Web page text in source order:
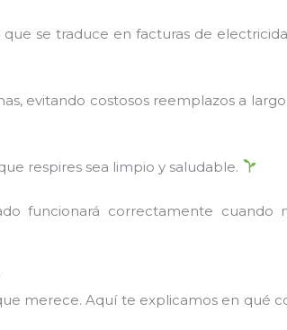
se traduce en facturas de
evitando costosos reemplazos a
respires sea limpio y saludable.
funcionará correctamente cuando
merece. Aquí te explicamos en qué